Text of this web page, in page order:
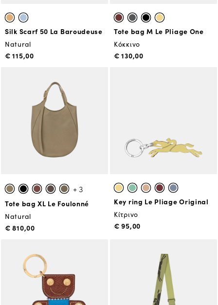
Silk Scarf 50 La Baroudeuse
Natural
€ 115,00
Tote bag Μ Le Pliage One
Κόκκινο
€ 130,00
+ 3
Tote bag XL Le Foulonné
Natural
€ 810,00
Key ring Le Pliage Original
Κίτρινο
€ 95,00